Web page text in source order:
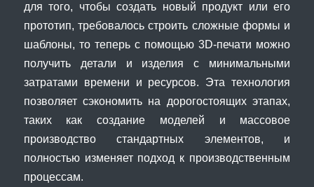
для того, чтобы создать новый продукт или его
прототип, требовалось строить сложные формы и
шаблоны, то теперь с помощью 3D-печати можно
получить детали и изделия с минимальными
затратами времени и ресурсов. Эта технология
позволяет сэкономить на дорогостоящих этапах,
таких как создание моделей и массовое
производство стандартных элементов, и
полностью изменяет подход к производственным
процессам.